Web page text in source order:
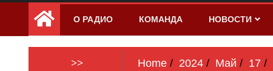
Радио МЕТРО
бесплатно в хорошем качестве Санкт-
Петербург и Россия
О РАДИО КОМАНДА НОВОСТИ
>> Home 2024 Май 17